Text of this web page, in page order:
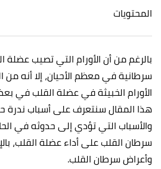
المحتويات
بالرغم من أن الأورام التي تصيب
سرطانية في معظم الأحيان، إلا أنه
الأورام الخبيثة في عضلة القلب في
هذا المقال سنتعرف على أسباب ندرة
والأسباب التي تؤدي إلى حدوثه في
سرطان القلب على أداء عضلة القلب،
وأعراض سرطان القلب.